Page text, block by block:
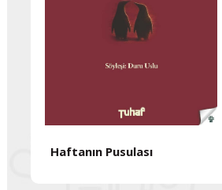
Haftanın Pusulası